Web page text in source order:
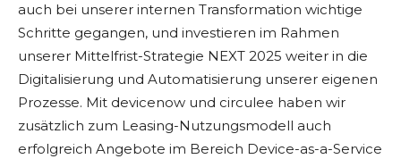
auch bei unserer internen Transformation wichtige
Schritte gegangen, und investieren im Rahmen
unserer Mittelfrist-Strategie NEXT 2025 weiter in die
Digitalisierung und Automatisierung unserer eigenen
Prozesse. Mit devicenow und circulee haben wir
zusätzlich zum Leasing-Nutzungsmodell auch
erfolgreich Angebote im Bereich Device-as-a-Service